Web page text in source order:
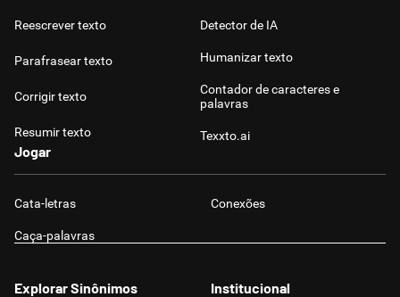
Reescrever texto
Parafrasear texto
Corrigir texto
Resumir texto
Detector de IA
Humanizar texto
Contador de caracteres e
palavras
Texxto.ai
Jogar
Cata-letras Conexões
Caça-palavras
Explorar Sinônimos Institucional